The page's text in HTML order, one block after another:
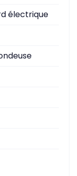
électrique